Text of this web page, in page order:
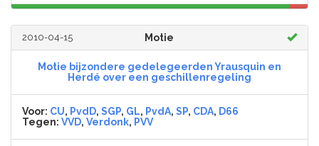
2010-04-15 Motie
Motie bijzondere gedelegeerden Yrausquin en
Herdé over een geschillenregeling
Voor: CU, PvdD, SGP, GL, PvdA, SP, CDA, D66
Tegen: VVD, Verdonk, PVV